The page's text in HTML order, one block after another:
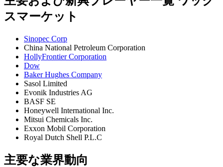
スマーケット
Sinopec Corp
China National Petroleum Corporation
HollyFrontier Corporation
Dow
Baker Hughes Company
Sasol Limited
Evonik Industries AG
BASF SE
Honeywell International Inc.
Mitsui Chemicals Inc.
Exxon Mobil Corporation
Royal Dutch Shell P.L.C
主要な業界動向